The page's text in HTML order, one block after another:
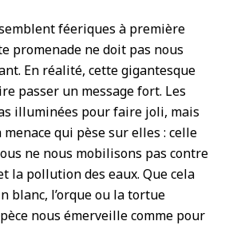
féeriques à première
promenade ne doit pas nous
En réalité, cette gigantesque
passer un message fort. Les
illuminées pour faire joli, mais
qui pèse sur elles : celle
ne nous mobilisons pas contre
la pollution des eaux. Que cela
blanc, l’orque ou la tortue
nous émerveille comme pour